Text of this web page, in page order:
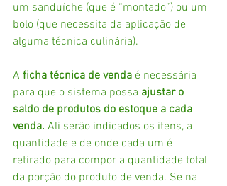
um sanduíche (que é “montado”) ou um
bolo (que necessita da aplicação de
alguma técnica culinária).
A ficha técnica de venda é necessária
para que o sistema possa ajustar o
saldo de produtos do estoque a cada
venda. Ali serão indicados os itens, a
quantidade e de onde cada um é
retirado para compor a quantidade total
da porção do produto de venda. Se na